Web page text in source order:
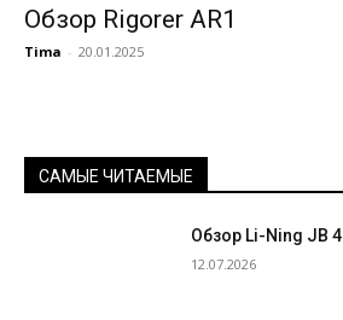
Обзор Rigorer AR1
Tima - 20.01.2025
САМЫЕ ЧИТАЕМЫЕ
Обзор Li-Ning JB 4
12.07.2026